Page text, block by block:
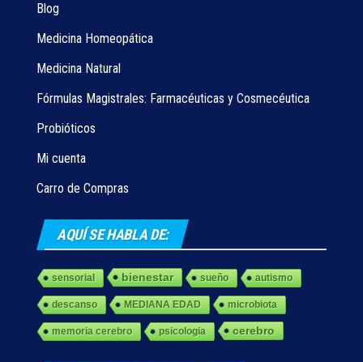
Blog
Medicina Homeopática
Medicina Natural
Fórmulas Magistrales: Farmacéuticas y Cosmecéutica
Probióticos
Mi cuenta
Carro de Compras
AQUÍ SE HABLA DE:
sensorial bienestar sueño autismo
descanso MEDIANA EDAD microbiota
memoria cerebro psicologia cerebro